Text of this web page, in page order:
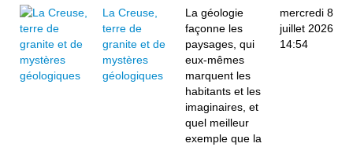
La Creuse,
terre de
granite et de
mystères
géologiques
La géologie
façonne les
paysages, qui
eux-mêmes
marquent les
habitants et les
imaginaires, et
quel meilleur
exemple que la
mercredi 8
juillet 2026
14:54